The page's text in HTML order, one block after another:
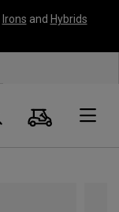
Irons and Hybrids
Suche